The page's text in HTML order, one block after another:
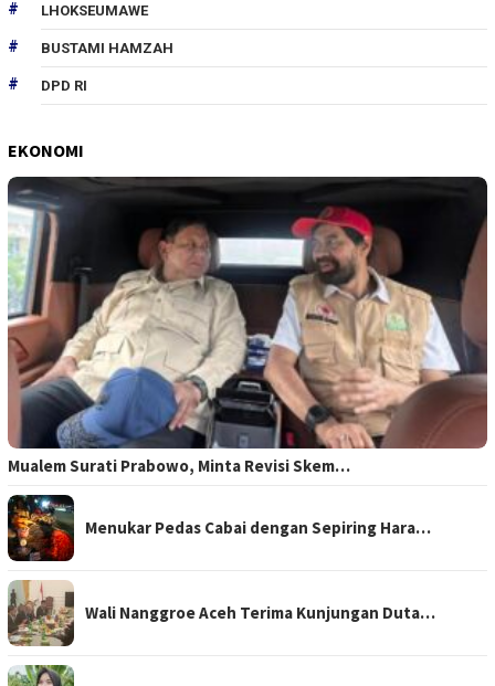
LHOKSEUMAWE
BUSTAMI HAMZAH
DPD RI
EKONOMI
Mualem Surati Prabowo, Minta Revisi Skem…
Menukar Pedas Cabai dengan Sepiring Hara…
Wali Nanggroe Aceh Terima Kunjungan Duta…